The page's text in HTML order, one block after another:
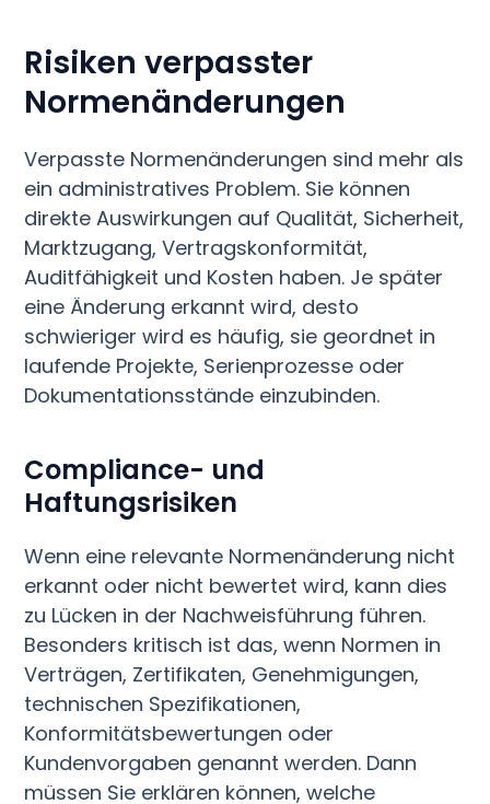
Risiken verpasster
Normenänderungen
Verpasste Normenänderungen sind mehr als
ein administratives Problem. Sie können
direkte Auswirkungen auf Qualität, Sicherheit,
Marktzugang, Vertragskonformität,
Auditfähigkeit und Kosten haben. Je später
eine Änderung erkannt wird, desto
schwieriger wird es häufig, sie geordnet in
laufende Projekte, Serienprozesse oder
Dokumentationsstände einzubinden.
Compliance- und
Haftungsrisiken
Wenn eine relevante Normenänderung nicht
erkannt oder nicht bewertet wird, kann dies
zu Lücken in der Nachweisführung führen.
Besonders kritisch ist das, wenn Normen in
Verträgen, Zertifikaten, Genehmigungen,
technischen Spezifikationen,
Konformitätsbewertungen oder
Kundenvorgaben genannt werden. Dann
müssen Sie erklären können, welche